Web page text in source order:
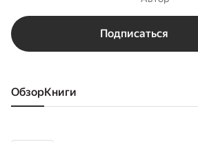
Подписаться
Обзор книги